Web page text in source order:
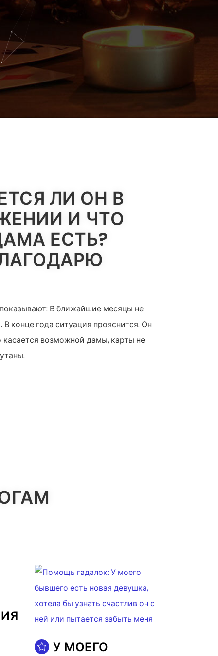
ЛИ ОН В
И ЧТО
ЕСТЬ?
В ближайшие месяцы не
конце года ситуация прояснится. Он
касается возможной дамы, карты не
У МОЕГО